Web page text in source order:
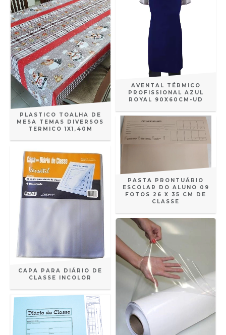
PLASTICO TOALHA DE
MESA TEMAS DIVERSOS
TERMICO 1X1,40M
AVENTAL TÉRMICO
PROFISSIONAL AZUL
ROYAL 90X60CM-UD
CAPA PARA DIÁRIO DE
CLASSE INCOLOR
PASTA PRONTUÁRIO
ESCOLAR DO ALUNO 09
FOTOS 26 X 35 CM DE
CLASSE